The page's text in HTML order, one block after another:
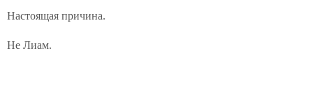
Настоящая причина.
Не Лиам.